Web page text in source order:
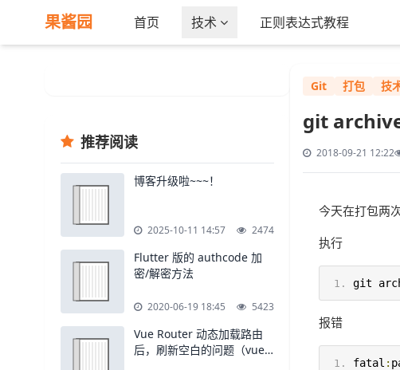
果酱园 首页 技术 正则表达式教程
推荐阅读
博客升级啦~~~！
2025-10-11 14:57 2474
Flutter 版的 authcode 加
密/解密方法
2020-06-19 18:45 5423
Vue Router 动态加载路由
后，刷新空白的问题（vue-
Git 打包 技
git
2018-09-21 12:22
今天在打包两
执行
git
报错
fatal :